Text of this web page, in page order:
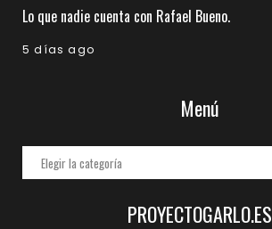
Lo que nadie cuenta con Rafael Bueno.
5 días ago
Menú
PROYECTOGARLO.ES